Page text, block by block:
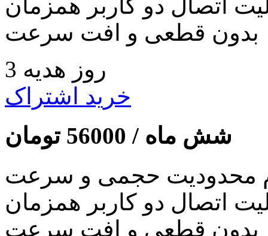
اتصال دو کاربر همزمان
بدون قطعی و افت سرعت
3 روز هدیه
خرید اشتراک
شش ماه / 56000 تومان
محدودیت حجمی و سرعت
اتصال دو کاربر همزمان
بدون قطعی و افت سرعت